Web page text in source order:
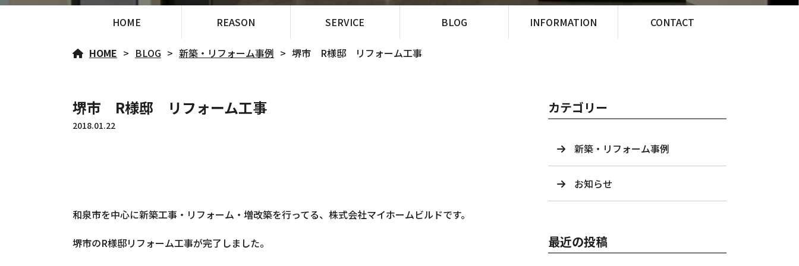
HOME REASON SERVICE BLOG INFORMATION CONTACT
HOME BLOG 新築・リフォーム事例 堺市 R様邸 リフォーム工事
堺市 R様邸 リフォーム工事
2018.01.22
和泉市を中心に新築工事・リフォーム・増改築を行ってる、株式会社マイホームビルドです。
堺市のR様邸リフォーム工事が完了しました。
カテゴリー
新築・リフォーム事例
お知らせ
最近の投稿